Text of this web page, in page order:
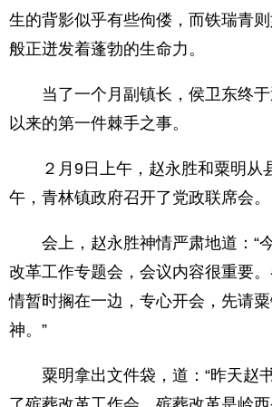
生的背影似乎有些佝偻，而铁瑞青
般正迸发着蓬勃的生命力。
当了一个月副镇长，侯卫东终于
以来的第一件棘手之事。
２月9日上午，赵永胜和粟明从
午，青林镇政府召开了党政联席会。
会上，赵永胜神情严肃地道：“
改革工作专题会，会议内容很重要
情暂时搁在一边，专心开会，先请
神。”
粟明拿出文件袋，道：“昨天赵